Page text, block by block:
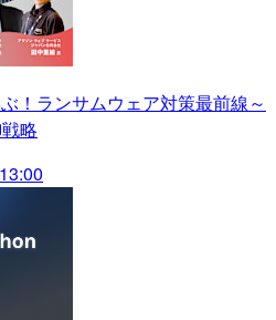
！ランサムウェア対策最前線～
略